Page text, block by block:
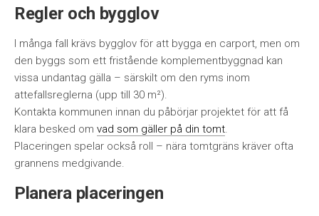
Regler och bygglov
I många fall krävs bygglov för att bygga en carport, men om
den byggs som ett fristående komplementbyggnad kan
vissa undantag gälla – särskilt om den ryms inom
attefallsreglerna (upp till 30 m²).
Kontakta kommunen innan du påbörjar projektet för att få
klara besked om vad som gäller på din tomt.
Placeringen spelar också roll – nära tomtgräns kräver ofta
grannens medgivande.
Planera placeringen